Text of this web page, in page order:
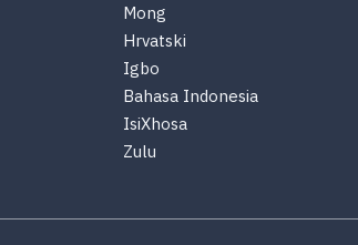
Mong
Hrvatski
Igbo
Bahasa Indonesia
IsiXhosa
Zulu